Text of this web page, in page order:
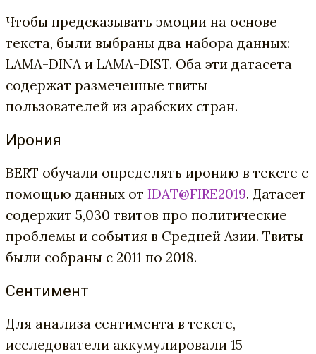
Чтобы предсказывать эмоции на основе
текста, были выбраны два набора данных:
LAMA-DINA и LAMA-DIST. Оба эти датасета
содержат размеченные твиты
пользователей из арабских стран.
Ирония
BERT обучали определять иронию в тексте с
помощью данных от IDAT@FIRE2019. Датасет
содержит 5,030 твитов про политические
проблемы и события в Средней Азии. Твиты
были собраны с 2011 по 2018.
Сентимент
Для анализа сентимента в тексте,
исследователи аккумулировали 15